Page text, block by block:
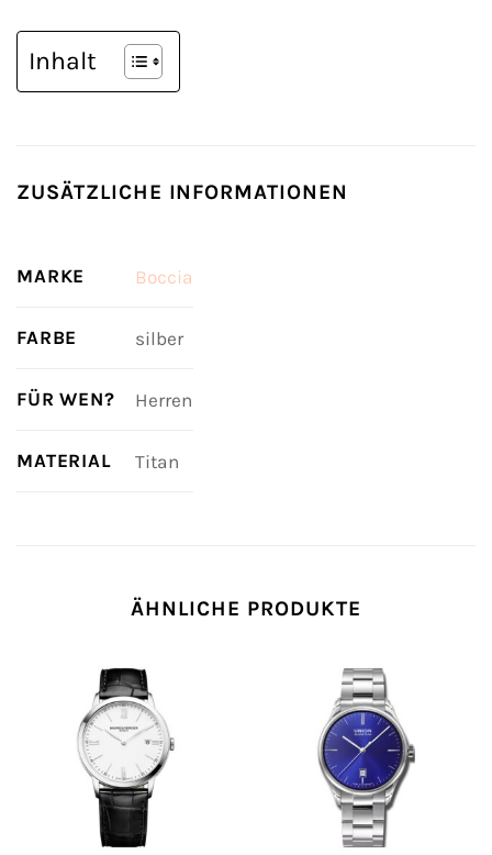
Inhalt
ZUSÄTZLICHE INFORMATIONEN
MARKE Boccia
FARBE silber
FÜR WEN? Herren
MATERIAL Titan
ÄHNLICHE PRODUKTE